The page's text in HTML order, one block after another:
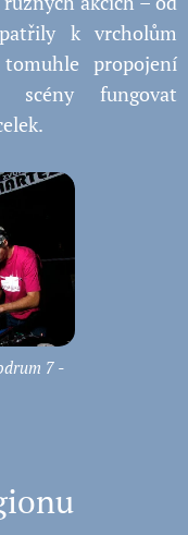
k vrcholům
propojení
scény fungovat
7 -